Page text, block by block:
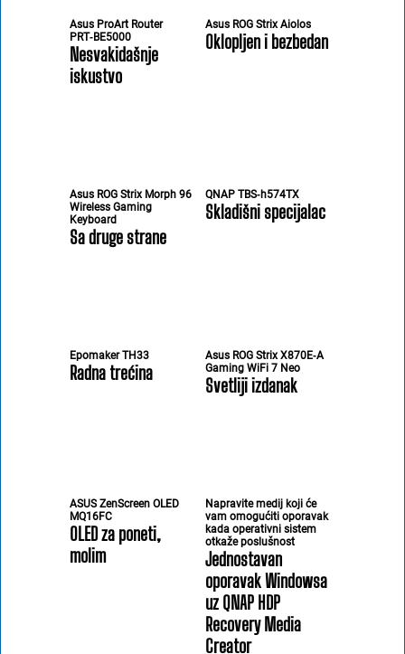
Asus ProArt Router
PRT‑BE5000
Nesvakidašnje
iskustvo
Asus ROG Strix Aiolos
Oklopljen i bezbedan
Asus ROG Strix Morph 96
Wireless Gaming
Keyboard
Sa druge strane
QNAP TBS‑h574TX
Skladišni specijalac
Epomaker TH33
Radna trećina
Asus ROG Strix X870E‑A
Gaming WiFi 7 Neo
Svetliji izdanak
ASUS ZenScreen OLED
MQ16FC
OLED za poneti,
molim
Napravite medij koji će
vam omogućiti oporavak
kada operativni sistem
otkaže poslušnost
Jednostavan
oporavak Windowsa
uz QNAP HDP
Recovery Media
Creator